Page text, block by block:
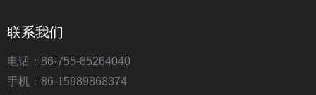
联系我们
电话：86-755-85264040
手机：86-15989868374